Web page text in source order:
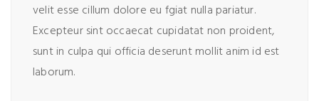
velit esse cillum dolore eu fgiat nulla pariatur.
Excepteur sint occaecat cupidatat non proident,
sunt in culpa qui officia deserunt mollit anim id est
laborum.